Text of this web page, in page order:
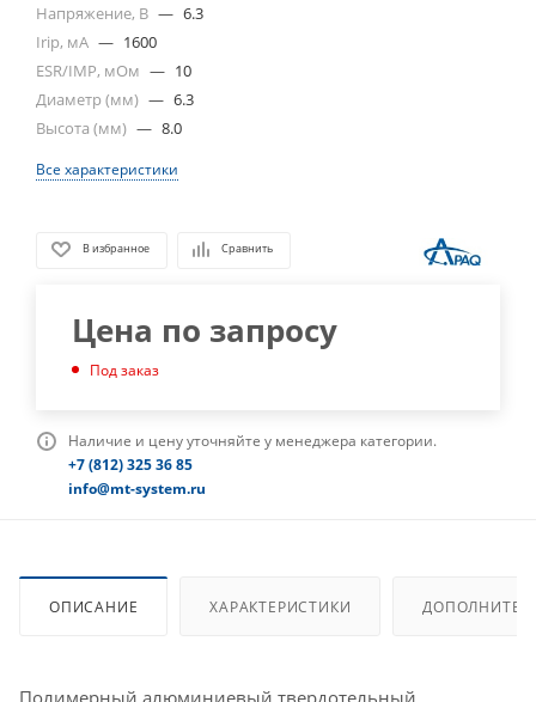
Напряжение, В — 6.3
Irip, мА — 1600
ESR/IMP, мОм — 10
Диаметр (мм) — 6.3
Высота (мм) — 8.0
Все характеристики
В избранное Сравнить
Цена по запросу
Под заказ
Наличие и цену уточняйте у менеджера категории.
+7 (812) 325 36 85
info@mt-system.ru
ОПИСАНИЕ ХАРАКТЕРИСТИКИ